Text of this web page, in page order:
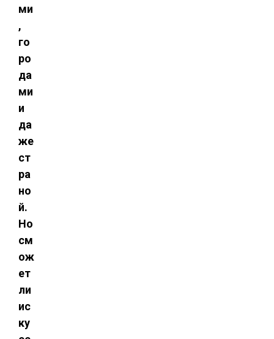
ми
,
го
ро
да
ми
и
да
же
ст
ра
но
й.
Но
см
ож
ет
ли
ис
ку